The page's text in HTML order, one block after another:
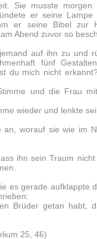
Sie musste morgen
er seine
er seine Bibel zur
Abend zuvor so
auf ihn zu und
fünf
du mich nicht
und die Frau
wieder und lenkte
an, worauf sie wie im
ihn sein Traum nicht
es gerade aufklappte
Brüder getan habt,
25, 46)